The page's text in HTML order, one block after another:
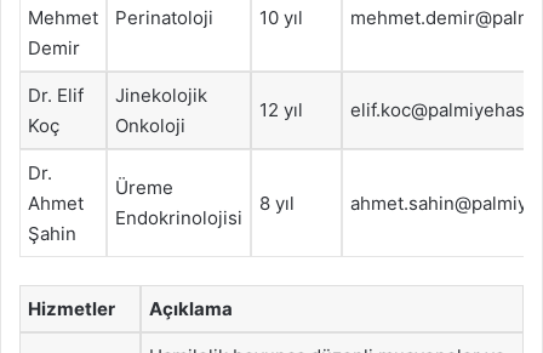
Mehmet
Demir
Perinatoloji 10 yıl
Dr. Elif
Koç
Jinekolojik
Onkoloji
12 yıl
Dr.
Ahmet
Şahin
Üreme
Endokrinolojisi
8 yıl
Hizmetler Açıklama